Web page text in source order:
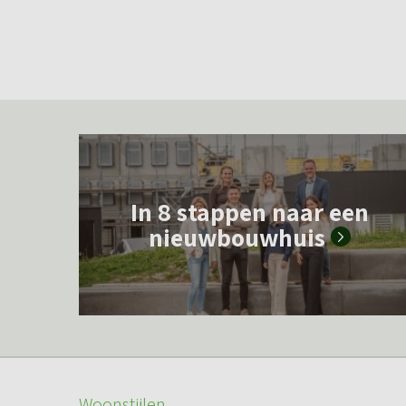
L
e
m
e
e
In 8 stappen naar een
nieuwbouwhuis